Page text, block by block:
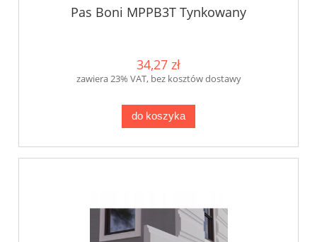
Pas Boni MPPB3T Tynkowany
34,27 zł
zawiera 23% VAT, bez kosztów dostawy
do koszyka